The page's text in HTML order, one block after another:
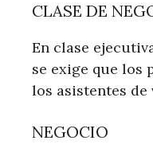
CLASE DE
En clase
se exige que los
los asistentes de
NEGOCIO